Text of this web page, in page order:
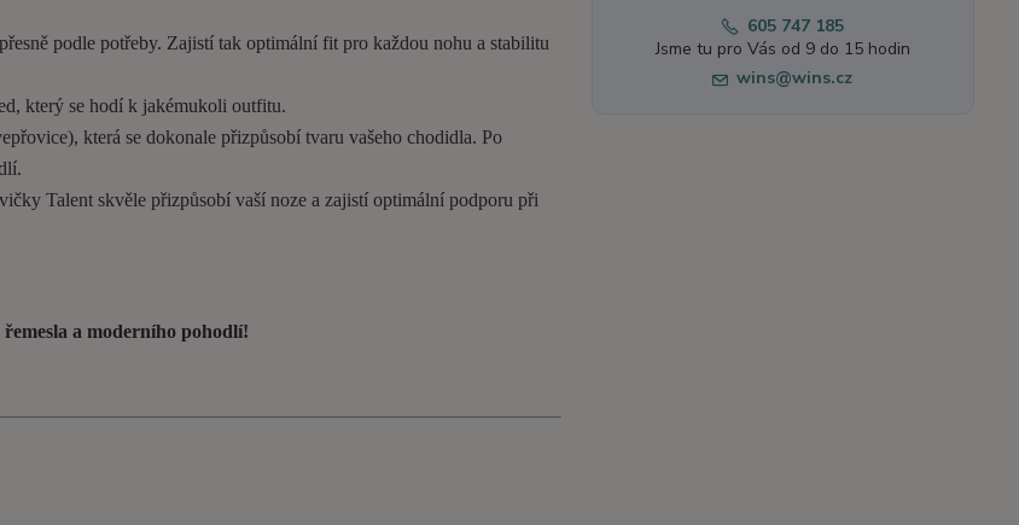
podle potřeby. Zajistí tak optimální fit pro každou nohu a stabilitu
který se hodí k jakémukoli outfitu.
která se dokonale přizpůsobí tvaru vašeho chodidla. Po
Talent skvěle přizpůsobí vaší noze a zajistí optimální podporu při
a moderního pohodlí!
605 747 185
Jsme tu pro Vás od 9 do 15 hodin
wins@wins.cz